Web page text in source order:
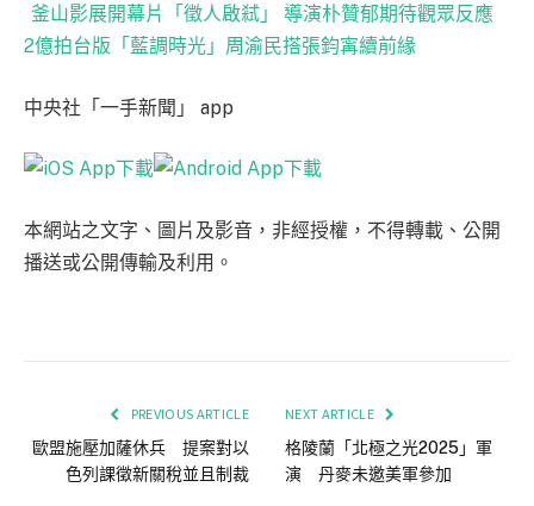
釜山影展開幕片「徵人啟弒」 導演朴贊郁期待觀眾反應
2億拍台版「藍調時光」周渝民搭張鈞𡩋續前緣
中央社「一手新聞」 app
本網站之文字、圖片及影音，非經授權，不得轉載、公開
播送或公開傳輸及利用。
PREVIOUS ARTICLE
歐盟施壓加薩休兵 提案對以
色列課徵新關稅並且制裁
NEXT ARTICLE
格陵蘭「北極之光2025」軍
演 丹麥未邀美軍參加